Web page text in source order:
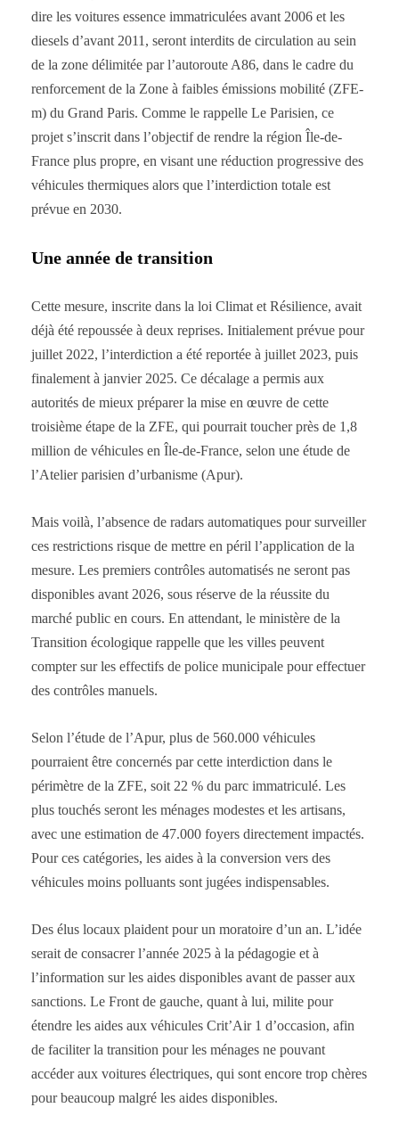
dire les voitures essence immatriculées avant 2006 et les
diesels d’avant 2011, seront interdits de circulation au sein
de la zone délimitée par l’autoroute A86, dans le cadre du
renforcement de la Zone à faibles émissions mobilité (ZFE-
m) du Grand Paris. Comme le rappelle Le Parisien, ce
projet s’inscrit dans l’objectif de rendre la région Île-de-
France plus propre, en visant une réduction progressive des
véhicules thermiques alors que l’interdiction totale est
prévue en 2030.
Une année de transition
Cette mesure, inscrite dans la loi Climat et Résilience, avait
déjà été repoussée à deux reprises. Initialement prévue pour
juillet 2022, l’interdiction a été reportée à juillet 2023, puis
finalement à janvier 2025. Ce décalage a permis aux
autorités de mieux préparer la mise en œuvre de cette
troisième étape de la ZFE, qui pourrait toucher près de 1,8
million de véhicules en Île-de-France, selon une étude de
l’Atelier parisien d’urbanisme (Apur).
Mais voilà, l’absence de radars automatiques pour surveiller
ces restrictions risque de mettre en péril l’application de la
mesure. Les premiers contrôles automatisés ne seront pas
disponibles avant 2026, sous réserve de la réussite du
marché public en cours. En attendant, le ministère de la
Transition écologique rappelle que les villes peuvent
compter sur les effectifs de police municipale pour effectuer
des contrôles manuels.
Selon l’étude de l’Apur, plus de 560.000 véhicules
pourraient être concernés par cette interdiction dans le
périmètre de la ZFE, soit 22 % du parc immatriculé. Les
plus touchés seront les ménages modestes et les artisans,
avec une estimation de 47.000 foyers directement impactés.
Pour ces catégories, les aides à la conversion vers des
véhicules moins polluants sont jugées indispensables.
Des élus locaux plaident pour un moratoire d’un an. L’idée
serait de consacrer l’année 2025 à la pédagogie et à
l’information sur les aides disponibles avant de passer aux
sanctions. Le Front de gauche, quant à lui, milite pour
étendre les aides aux véhicules Crit’Air 1 d’occasion, afin
de faciliter la transition pour les ménages ne pouvant
accéder aux voitures électriques, qui sont encore trop chères
pour beaucoup malgré les aides disponibles.